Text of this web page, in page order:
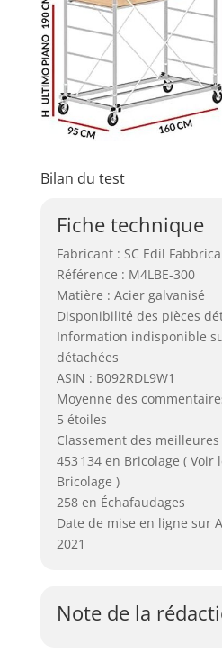
Bilan du test
Fiche technique
Fabricant : SC Edil
Référence : M4LBE-300
Matière : Acier galvanisé
Disponibilité des pièces
Information indisponible
détachées
ASIN : B092RDL9W1
Moyenne des
5 étoiles
Classement des meilleures
453 134 en Bricolage (
Bricolage )
258 en Échafaudages
Date de mise en ligne sur
2021
Note de la